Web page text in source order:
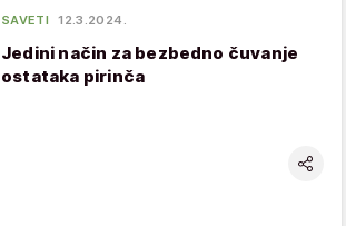
SAVETI 12.3.2024.
Jedini način za bezbedno čuvanje
ostataka pirinča